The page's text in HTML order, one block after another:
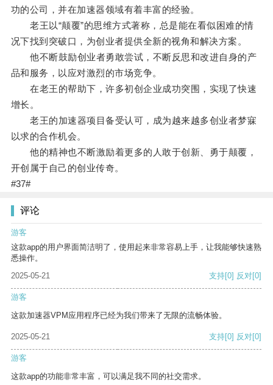
功的公司，并在加速器领域有着丰富的经验。
老王以“颠覆”的思维方式著称，总是能在看似困难的情
况下找到突破口，为创业者提供全新的视角和解决方案。
他不断鼓励创业者勇敢尝试，不断反思和改进自身的产
品和服务，以应对激烈的市场竞争。
在老王的帮助下，许多初创企业成功突围，实现了快速
增长。
老王的加速器项目备受认可，成为越来越多创业者梦寐
以求的合作机会。
他的精神也不断激励着更多的人敢于创新、勇于颠覆，
开创属于自己的创业传奇。
#37#
评论
游客
这款app的用户界面简洁明了，使用起来非常容易上手，让我能够快速熟
悉操作。
2025-05-21
支持[0] 反对[0]
游客
这款加速器VPM应用程序已经为我们带来了无限的流畅体验。
2025-05-21 支持[0] 反对[0]
游客
这款app的功能非常丰富，可以满足我不同的社交需求。